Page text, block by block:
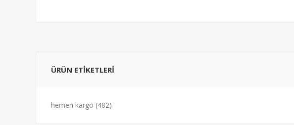
ÜRÜN ETİKETLERİ
hemen kargo (482)